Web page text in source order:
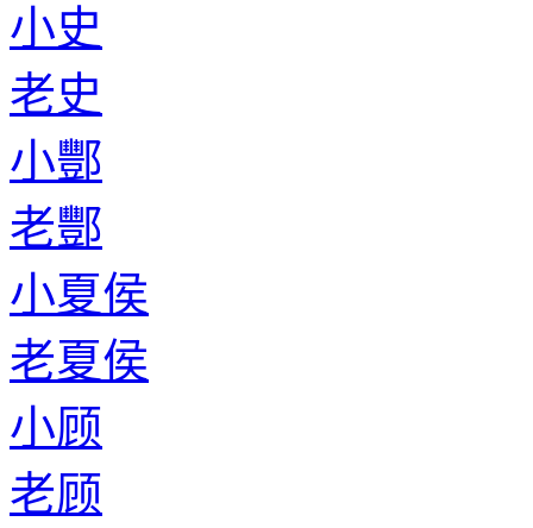
小史
老史
小酆
老酆
小夏侯
老夏侯
小顾
老顾